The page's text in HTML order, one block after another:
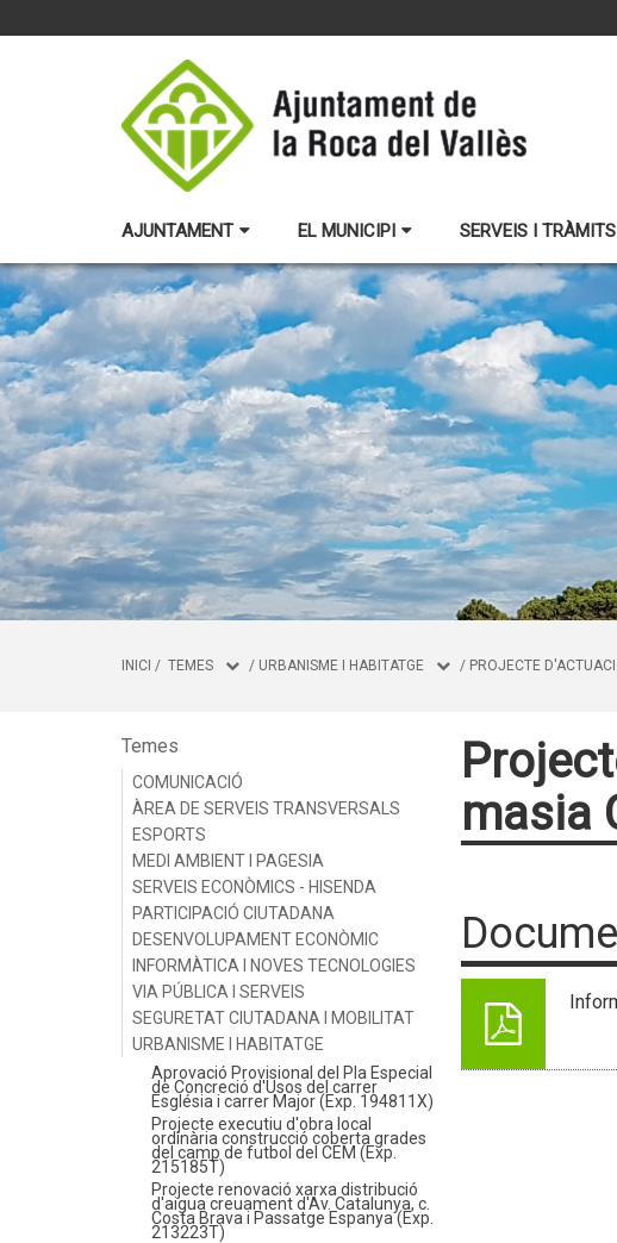
AJUNTAMENT EL MUNICIPI SERVEIS I TRÀMITS
INICI / TEMES / URBANISME I HABITATGE / PROJECTE
Temes
COMUNICACIÓ
ÀREA DE SERVEIS TRANSVERSALS
ESPORTS
MEDI AMBIENT I PAGESIA
SERVEIS ECONÒMICS - HISENDA
PARTICIPACIÓ CIUTADANA
DESENVOLUPAMENT ECONÒMIC
INFORMÀTICA I NOVES TECNOLOGIES
VIA PÚBLICA I SERVEIS
SEGURETAT CIUTADANA I MOBILITAT
URBANISME I HABITATGE
Aprovació Provisional del Pla Especial
de Concreció d'Usos del carrer
Església i carrer Major (Exp. 194811X)
Projecte executiu d'obra local
ordinària construcció coberta grades
del camp de futbol del CEM (Exp.
215185T)
Projecte renovació xarxa distribució
d'aigua creuament d'Av. Catalunya, c.
Costa Brava i Passatge Espanya (Exp.
213223T)
masia